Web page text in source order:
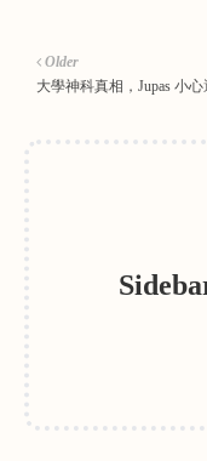
Older
大學神科真相，Jupas 小